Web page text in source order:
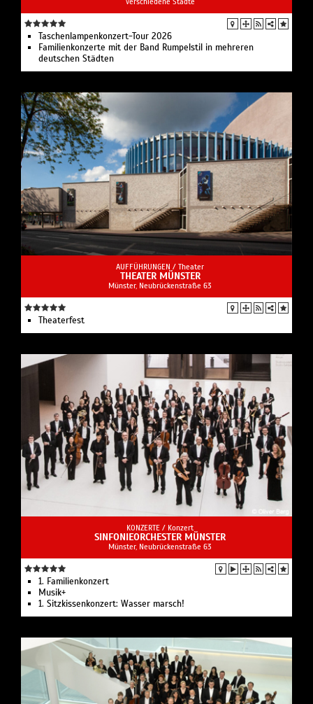
Taschenlampenkonzert-Tour 2026
Familienkonzerte mit der Band Rumpelstil in mehreren
deutschen Städten
AUFFÜHRUNGEN / Theater
THEATER MÜNSTER
Münster, Neubrückenstraße 63
Theaterfest
KONZERTE / Konzert
SINFONIEORCHESTER MÜNSTER
Münster, Neubrückenstraße 63
1. Familienkonzert
Musik+
1. Sitzkissenkonzert: Wasser marsch!